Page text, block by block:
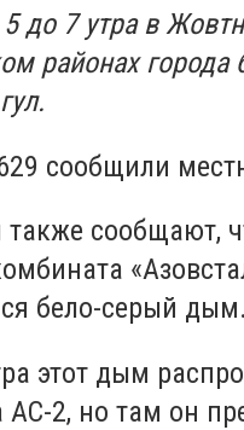
5 до 7 утра в
районах
сообщили
сообщают,
бело-серый дым.
этот дым
АС-2, но там он